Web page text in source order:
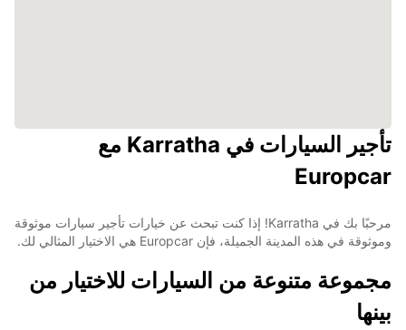
تأجير السيارات في Karratha مع
Europcar
مرحبًا بك في Karratha! إذا كنت تبحث عن خيارات تأجير سيارات موثوقة
وموثوقة في هذه المدينة الجميلة، فإن Europcar هي الاختيار المثالي لك.
مجموعة متنوعة من السيارات للاختيار من
بينها